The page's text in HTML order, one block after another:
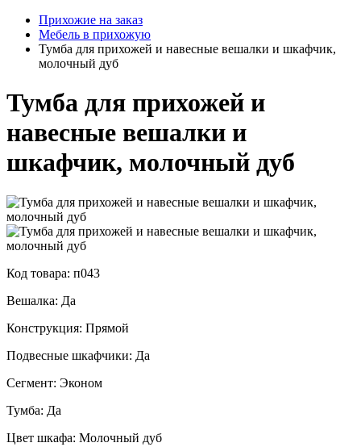
Прихожие на заказ
Мебель в прихожую
Тумба для прихожей и навесные вешалки и шкафчик,
молочный дуб
Тумба для прихожей и
навесные вешалки и
шкафчик, молочный дуб
Код товара: п043
Вешалка: Да
Конструкция: Прямой
Подвесные шкафчики: Да
Сегмент: Эконом
Тумба: Да
Цвет шкафа: Молочный дуб